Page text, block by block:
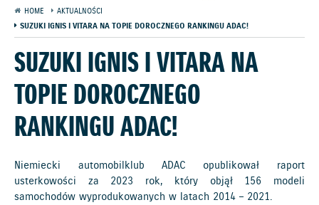
HOME
AKTUALNOŚCI
SUZUKI IGNIS I VITARA NA TOPIE DOROCZNEGO RANKINGU ADAC!
SUZUKI IGNIS I VITARA NA
TOPIE DOROCZNEGO
RANKINGU ADAC!
Niemiecki automobilklub ADAC opublikował raport
usterkowości za 2023 rok, który objął 156 modeli
samochodów wyprodukowanych w latach 2014 – 2021.